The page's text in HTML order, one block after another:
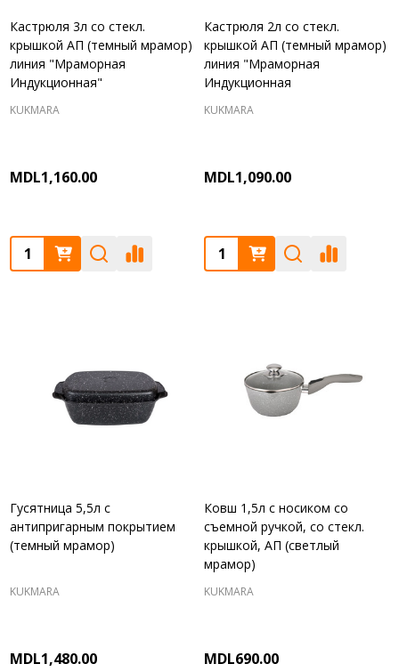
Кастрюля 3л со стекл.
крышкой АП (темный мрамор)
линия "Мраморная
Индукционная"
KUKMARA
MDL1,160.00
Quantity:
Кастрюля 2л со стекл.
крышкой АП (темный мрамор)
линия "Мраморная
Индукционная
KUKMARA
MDL1,090.00
Quantity:
Гусятница 5,5л с
антипригарным покрытием
(темный мрамор)
KUKMARA
MDL1,480.00
Ковш 1,5л с носиком со
съемной ручкой, со стекл.
крышкой, АП (светлый
мрамор)
KUKMARA
MDL690.00